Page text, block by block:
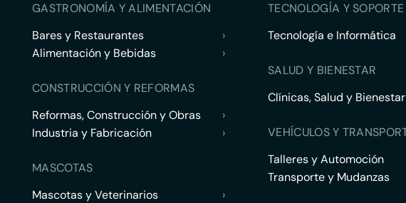
GASTRONOMÍA Y ALIMENTACIÓN
Bares y Restaurantes
›
Alimentación y Bebidas
›
CONSTRUCCIÓN Y REFORMAS
Reformas, Construcción y Obras
›
Industria y Fabricación
›
MASCOTAS
Mascotas y Veterinarios
›
TECNOLOGÍA Y
Tecnología e Informática
SALUD Y BIENESTAR
Clínicas, Salud y Bienestar
VEHÍCULOS Y
Talleres y Automoción
Transporte y Mudanzas